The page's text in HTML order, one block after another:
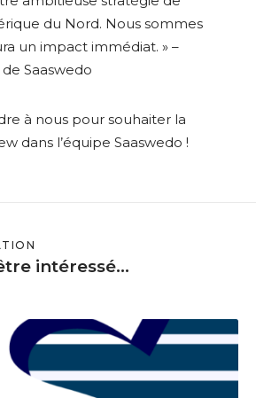
du Nord. Nous sommes
un impact immédiat. » –
Saaswedo
à nous pour souhaiter la
dans l’équipe Saaswedo !
intéressé...